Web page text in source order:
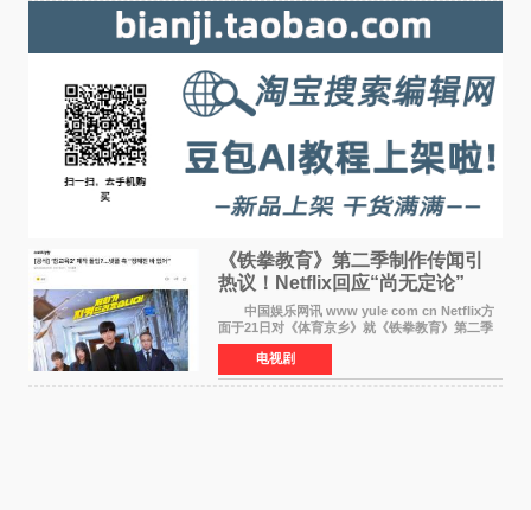
《铁拳教育》第二季制作传闻引
热议！Netflix回应“尚无定论”
中国娱乐网讯 www yule com cn Netflix方
面于21日对《体育京乡》就《铁拳教育》第二季
制作传闻划清界限，表示尚无定论。然而，业界
却有传闻称已就《铁拳教育》第二季的制作展开
了讨论——《
电视剧